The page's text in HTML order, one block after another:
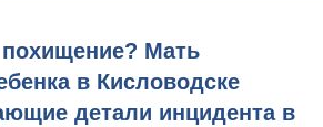
Мать
в Кисловодске
детали инцидента в